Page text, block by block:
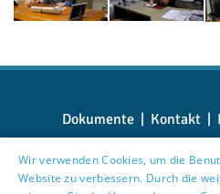
Dokumente | Kontakt |
Wir verwenden Cookies, um die
Website zu verbessern. Durch die